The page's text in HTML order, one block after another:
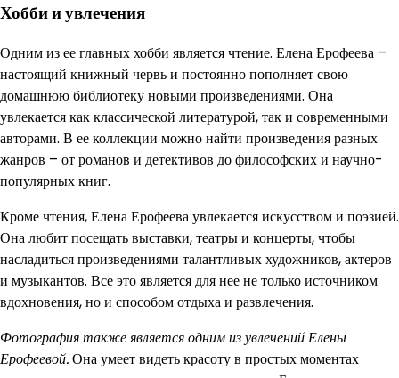
Хобби и увлечения
Одним из ее главных хобби является чтение. Елена Ерофеева –
настоящий книжный червь и постоянно пополняет свою
домашнюю библиотеку новыми произведениями. Она
увлекается как классической литературой, так и современными
авторами. В ее коллекции можно найти произведения разных
жанров – от романов и детективов до философских и научно-
популярных книг.
Кроме чтения, Елена Ерофеева увлекается искусством и поэзией.
Она любит посещать выставки, театры и концерты, чтобы
насладиться произведениями талантливых художников, актеров
и музыкантов. Все это является для нее не только источником
вдохновения, но и способом отдыха и развлечения.
Фотография также является одним из увлечений Елены
Ерофеевой.Она умеет видеть красоту в простых моментах